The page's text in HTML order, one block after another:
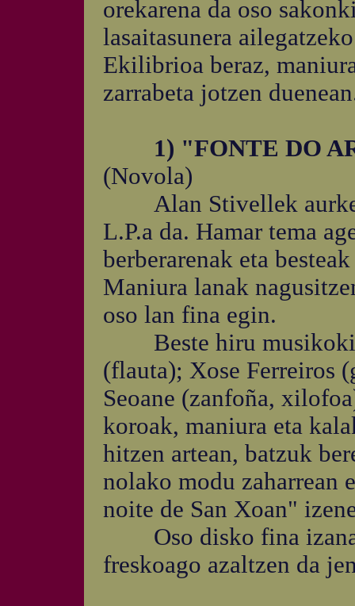
orekarena da oso
lasaitasunera
Ekilibrioa beraz,
zarrabeta jotzen
1) "FONTE DO
(Novola)
Alan Stivellek
L.P.a da. Hamar tema
berberarenak eta
Maniura lanak
oso lan fina egin.
Beste hiru musikokin
(flauta); Xose Ferreiros
Seoane (zanfoña,
koroak, maniura eta
hitzen artean, batzuk
nolako modu zaharrean
noite de San Xoan"
Oso disko fina
freskoago azaltzen da